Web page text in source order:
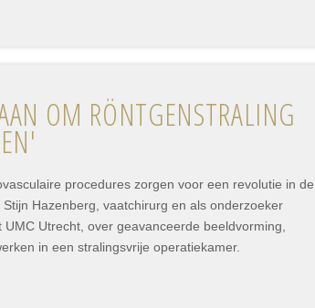
OM RÖNTGENSTRALING
procedures zorgen voor een revolutie in de
Hazenberg, vaatchirurg en als onderzoeker
Utrecht, over geavanceerde beeldvorming,
in een stralingsvrije operatiekamer.